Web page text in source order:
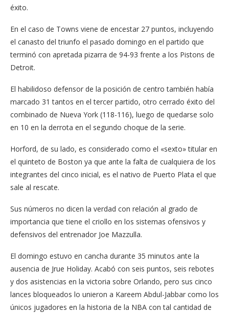
éxito.
En el caso de Towns viene de encestar 27 puntos, incluyendo
el canasto del triunfo el pasado domingo en el partido que
terminó con apretada pizarra de 94-93 frente a los Pistons de
Detroit.
El habilidoso defensor de la posición de centro también había
marcado 31 tantos en el tercer partido, otro cerrado éxito del
combinado de Nueva York (118-116), luego de quedarse solo
en 10 en la derrota en el segundo choque de la serie.
Horford, de su lado, es considerado como el «sexto» titular en
el quinteto de Boston ya que ante la falta de cualquiera de los
integrantes del cinco inicial, es el nativo de Puerto Plata el que
sale al rescate.
Sus números no dicen la verdad con relación al grado de
importancia que tiene el criollo en los sistemas ofensivos y
defensivos del entrenador Joe Mazzulla.
El domingo estuvo en cancha durante 35 minutos ante la
ausencia de Jrue Holiday. Acabó con seis puntos, seis rebotes
y dos asistencias en la victoria sobre Orlando, pero sus cinco
lances bloqueados lo unieron a Kareem Abdul-Jabbar como los
únicos jugadores en la historia de la NBA con tal cantidad de